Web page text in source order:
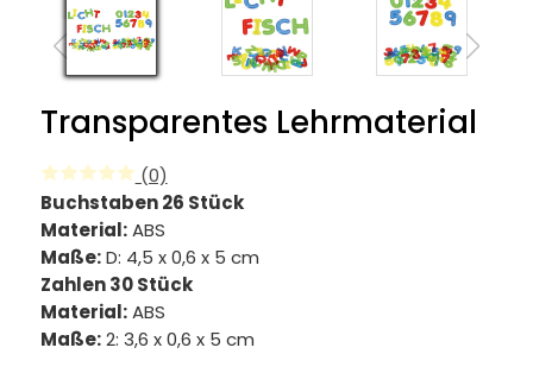
Transparentes Lehrmaterial
(0)
Buchstaben 26 Stück
Material:ABS
Maße:D: 4,5 x 0,6 x 5 cm
Zahlen 30 Stück
Material:ABS
Maße:2: 3,6 x 0,6 x 5 cm